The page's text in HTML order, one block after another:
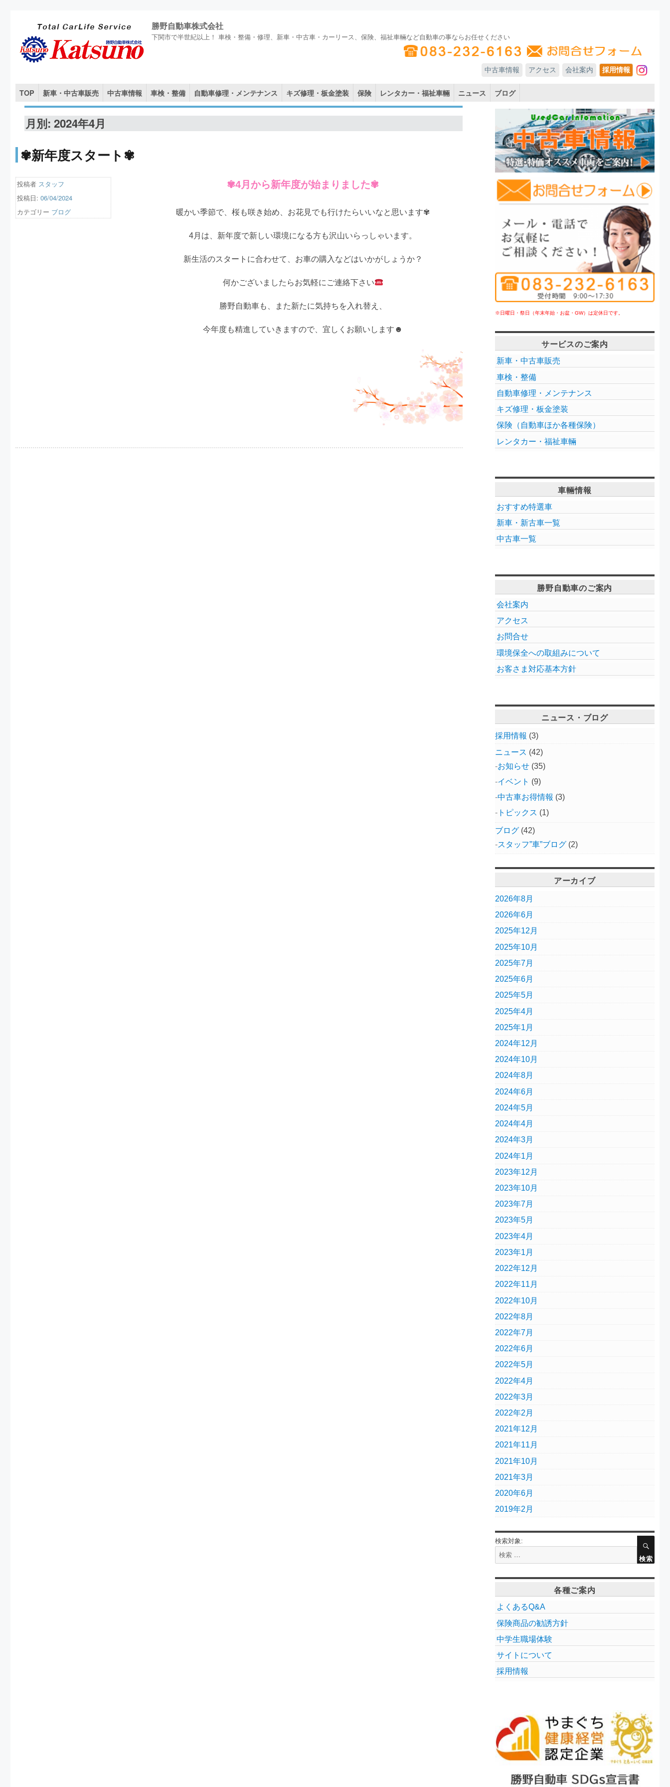
勝野自動車株式会社
下関市で半世紀以上！ 車検・整備・修理、新車・中古車・カーリース、保険、福祉車輛など自動車の事ならお任せください
中古車情報 アクセス 会社案内 採用情報 In
TOP 新車・中古車販売 中古車情報 車検・整備 自動車修理・メンテナンス キズ修理・板金塗装 保険 レンタカー・福祉車輛 ニュース ブログ
月別: 2024年4月
✾新年度スタート✾
✾4月から新年度が始まりました✾
暖かい季節で、桜も咲き始め、お花見でも行けたらいいなと思います✾
4月は、新年度で新しい環境になる方も沢山いらっしゃいます。
新生活のスタートに合わせて、お車の購入などはいかがしょうか？
何かございましたらお気軽にご連絡下さい
勝野自動車も、また新たに気持ちを入れ替え、
今年度も精進していきますので、宜しくお願いします☻
投稿者 スタッフ
投稿日: 06/04/2024
カテゴリー ブログ
※日曜日・祭日（年末年始・お盆・GW）は定休日です。
サービスのご案内
新車・中古車販売
車検・整備
自動車修理・メンテナンス
キズ修理・板金塗装
保険（自動車ほか各種保険）
レンタカー・福祉車輛
車輛情報
おすすめ特選車
新車・新古車一覧
中古車一覧
勝野自動車のご案内
会社案内
アクセス
お問合せ
環境保全への取組みについて
お客さま対応基本方針
ニュース・ブログ
採用情報 (3)
ニュース (42)
お知らせ(35)
イベント (9)
中古車お得情報 (3)
トピックス (1)
ブログ(42)
スタッフ”車”ブログ(2)
アーカイブ
2026年8月
2026年6月
2025年12月
2025年10月
2025年7月
2025年6月
2025年5月
2025年4月
2025年1月
2024年12月
2024年10月
2024年8月
2024年6月
2024年5月
2024年4月
2024年3月
2024年1月
2023年12月
2023年10月
2023年7月
2023年5月
2023年4月
2023年1月
2022年12月
2022年11月
2022年10月
2022年8月
2022年7月
2022年6月
2022年5月
2022年4月
2022年3月
2022年2月
2021年12月
2021年11月
2021年10月
2021年3月
2020年6月
2019年2月
検索対象:
検索
各種ご案内
よくあるQ&A
保険商品の勧誘方針
中学生職場体験
サイトについて
採用情報